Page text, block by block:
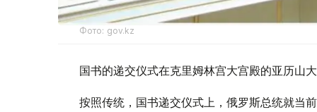
Фото: gov.kz
国书的递交仪式在克里姆林宫大宫殿的亚历山
按照传统，国书递交仪式上，俄罗斯总统就当